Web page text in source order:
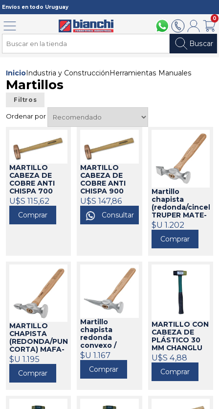
Envíos en todo Uruguay
094 211 1122902 2902Mi cuenta
0
Buscar
Menú
Inicio Industria y Construcción Herramientas Manuales
Martillos
Filtros
Ordenar por
MARTILLO
CABEZA DE
COBRE ANTI
CHISPA 700
GRS
CROSSMAN
555033
U$S 115,62
Comprar
MARTILLO
CABEZA DE
COBRE ANTI
CHISPA 900
GRS
CROSSMAN
555034
U$S 147,86
Consultar
Martillo
chapista
(redonda/cincel)
TRUPER MATE-
11 47017
$U 1.202
Comprar
MARTILLO
CHAPISTA
(REDONDA/PUNTA
CORTA) MAFA-
11 TRUPER
$U 1.195
Comprar
Martillo
chapista
redonda
convexo /
pta.larga
TRUPER MADE-
47015
$U 1.167
Comprar
MARTILLO CON
CABEZA DE
PLÁSTICO 30
MM CHANGLU
30232
U$S 4,88
Comprar